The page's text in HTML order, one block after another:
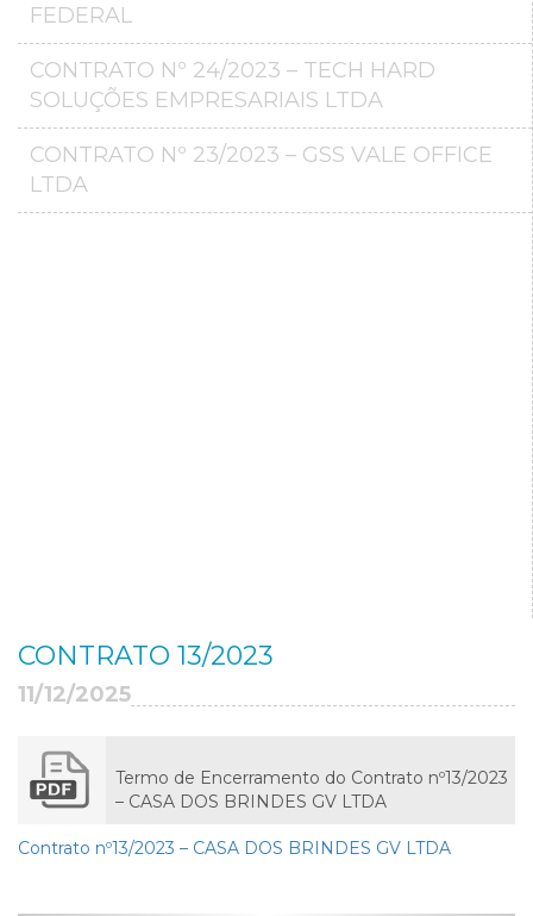
FEDERAL
CONTRATO Nº 24/2023 – TECH HARD
SOLUÇÕES EMPRESARIAIS LTDA
CONTRATO Nº 23/2023 – GSS VALE OFFICE
LTDA
CONTRATO 13/2023
11/12/2025
Termo de Encerramento do Contrato nº13/2023
– CASA DOS BRINDES GV LTDA
Contrato nº13/2023 – CASA DOS BRINDES GV LTDA